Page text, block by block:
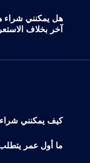
هل يمكنني شراء
آخر بخلاف
كيف يمكنني شراء
ما أول عمر